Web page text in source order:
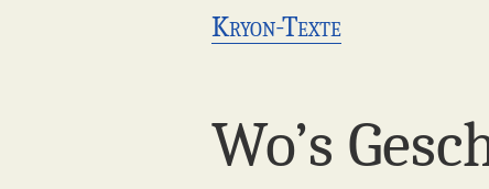
Kryon-Texte
Wo’s